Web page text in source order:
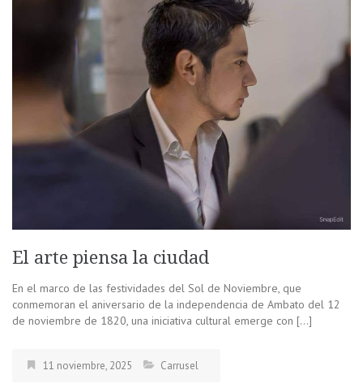
El arte piensa la ciudad
En el marco de las festividades del Sol de Noviembre, que
conmemoran el aniversario de la independencia de Ambato del 12
de noviembre de 1820, una iniciativa cultural emerge con […]
11 noviembre, 2025 Carrusel